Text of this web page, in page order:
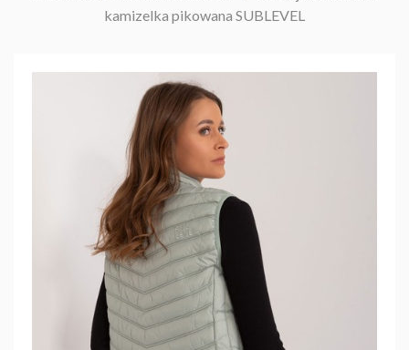
kamizelka pikowana SUBLEVEL